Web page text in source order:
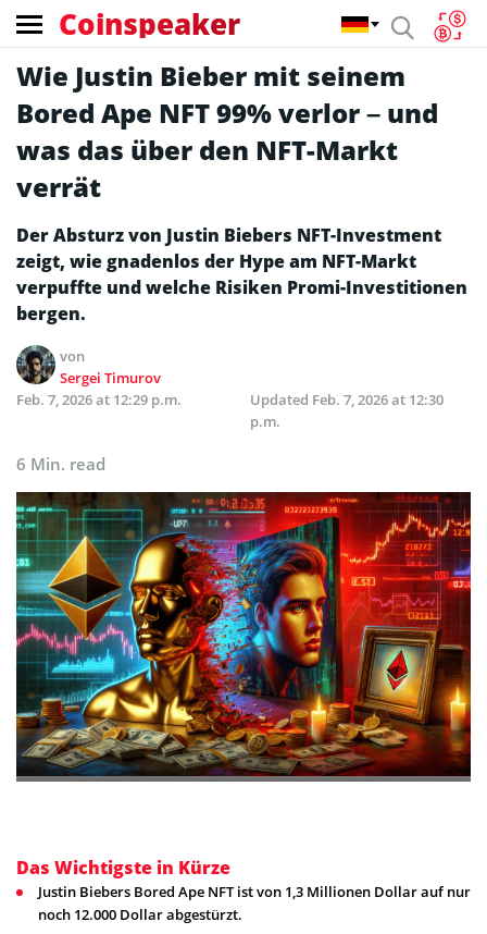
Coinspeaker
Wie Justin Bieber mit seinem
Bored Ape NFT 99% verlor – und
was das über den NFT-Markt
verrät
Der Absturz von Justin Biebers NFT-Investment
zeigt, wie gnadenlos der Hype am NFT-Markt
verpuffte und welche Risiken Promi-Investitionen
bergen.
von
Sergei Timurov
Feb. 7, 2026 at 12:29 p.m.
Updated Feb. 7, 2026 at 12:30
p.m.
6 Min. read
Das Wichtigste in Kürze
Justin Biebers Bored Ape NFT ist von 1,3 Millionen Dollar auf nur
noch 12.000 Dollar abgestürzt.